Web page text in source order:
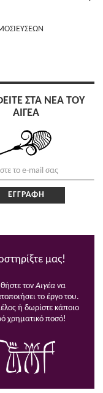
ΠΕΡΙΛΗΨΗΣ
ΣΤΑ ΝΕΑ ΤΟΥ
ΑΙΓΕΑ
μας!
τονΑιγέα να
το έργο του.
ή δωρίστε κάποιο
χρηματικό ποσό!